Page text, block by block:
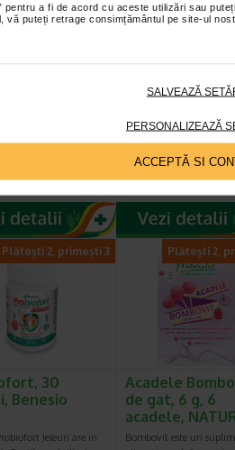
pentru a fi de acord cu aceste utilizări sau
puteți retrage consimțământul pe site-ul
SALVEAZĂ
PERSONALIZEAZĂ
ACCEPTĂ SI
gluten…
Simeticona
40mg/ml,
Assista Simeticona Baby
dispozitiv medical sub
emulsie orala. Assista…
Plătești 2, primești 3
30
Benesio
Jeleuri are in
Plătești 2,
Acadele
de gat, 6 g, 6
acadele,
Bombovit este un